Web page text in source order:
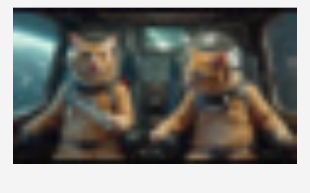
Se alle værktøjer
Skabeloner
Avatar video
AI video ▼